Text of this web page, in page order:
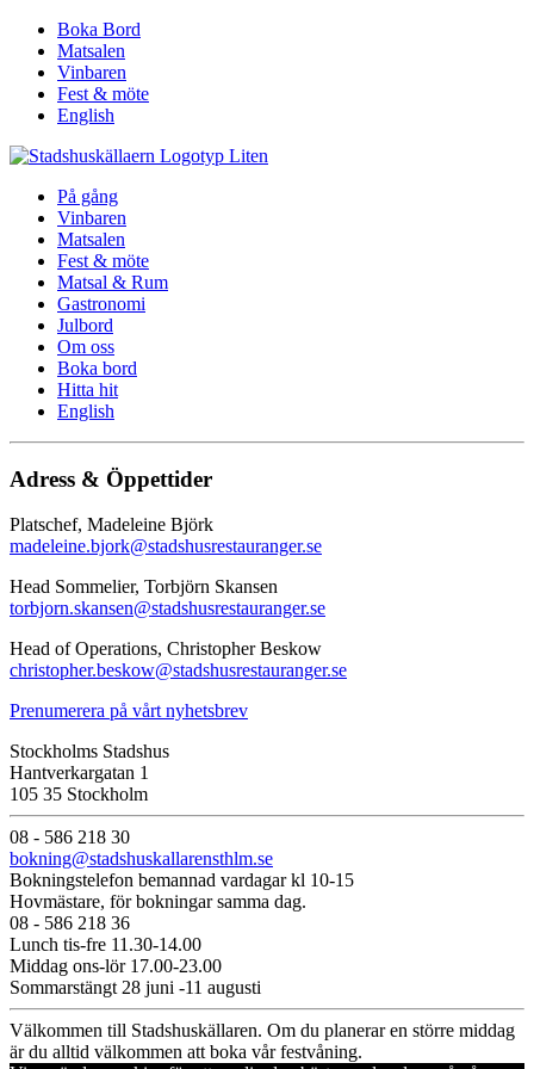
Boka Bord
Matsalen
Vinbaren
Fest & möte
English
På gång
Vinbaren
Matsalen
Fest & möte
Matsal & Rum
Gastronomi
Julbord
Om oss
Boka bord
Hitta hit
English
Adress & Öppettider
Platschef, Madeleine Björk
madeleine.bjork@stadshusrestauranger.se
Head Sommelier, Torbjörn Skansen
torbjorn.skansen@stadshusrestauranger.se
Head of Operations, Christopher Beskow
christopher.beskow@stadshusrestauranger.se
Prenumerera på vårt nyhetsbrev
Stockholms Stadshus
Hantverkargatan 1
105 35 Stockholm
08 - 586 218 30
bokning@stadshuskallarensthlm.se
Bokningstelefon bemannad vardagar kl 10-15
Hovmästare, för bokningar samma dag.
08 - 586 218 36
Lunch tis-fre 11.30-14.00
Middag ons-lör 17.00-23.00
Sommarstängt 28 juni -11 augusti
Välkommen till Stadshuskällaren. Om du planerar en större middag
är du alltid välkommen att boka vår festvåning.